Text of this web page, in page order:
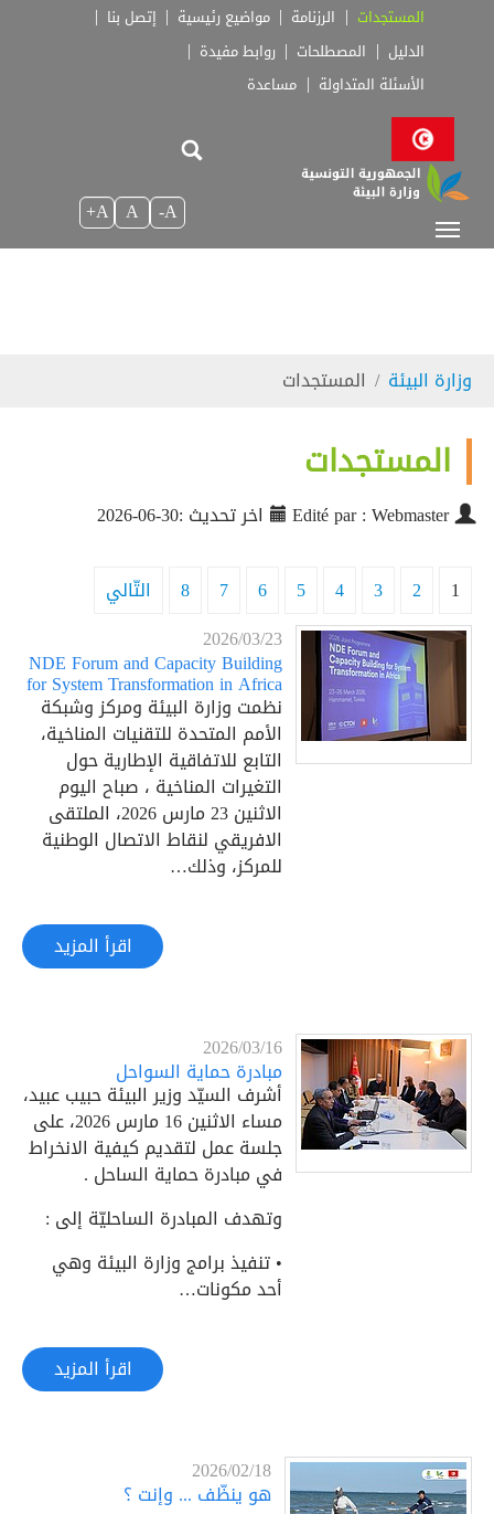
Skip to main navigation
Skip to main content
Skip to page footer
المستجدات الرزنامة مواضيع رئيسية
إتصل بنا
الدليل
المصطلحات
روابط مفيدة
الأسئلة المتداولة
مساعدة
A-
A
A+
You are here:
وزارة البيئة المستجدات
المستجدات
Edité par : Webmaster اخر تحديث :30-06-2026
1
2
3
4
5
6
7
8
التّالي
2026/03/23
NDE Forum and Capacity Building
for System Transformation in Africa
نظمت وزارة البيئة ومركز وشبكة
الأمم المتحدة للتقنيات المناخية،
التابع للاتفاقية الإطارية حول
التغيرات المناخية ، صباح اليوم
الاثنين 23 مارس 2026، الملتقى
الافريقي لنقاط الاتصال الوطنية
للمركز، وذلك…
اقرأ المزيد
2026/03/16
مبادرة حماية السواحل
أشرف السيّد وزير البيئة حبيب عبيد،
مساء الاثنين 16 مارس 2026، على
جلسة عمل لتقديم كيفية الانخراط
في مبادرة حماية الساحل .
وتهدف المبادرة الساحليّة إلى :
• تنفيذ برامج وزارة البيئة وهي
أحد مكونات…
اقرأ المزيد
2026/02/18
هو ينظّف ... وإنت ؟